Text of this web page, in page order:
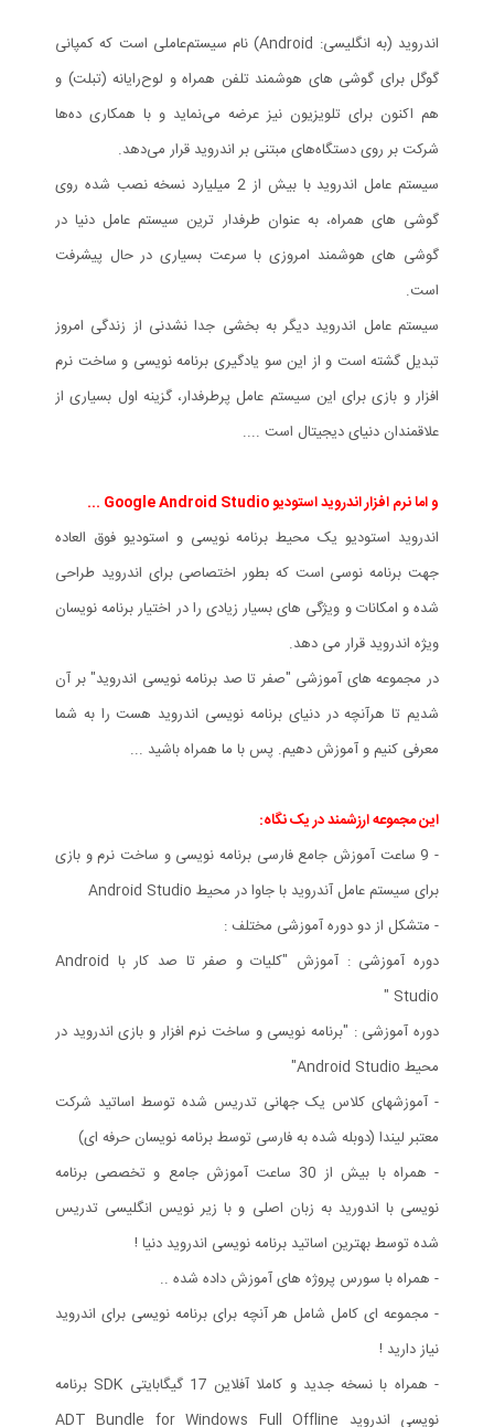
اندروید (به انگلیسی: Android) نام سیستم‌عاملی است که کمپانی
گوگل برای گوشی های هوشمند تلفن همراه و لوح‌رایانه (تبلت) و
هم اکنون برای تلویزیون نیز عرضه می‌نماید و با همکاری ده‌ها
شرکت بر روی دستگاه‌های مبتنی بر اندروید قرار می‌دهد.
سیستم عامل اندروید با بیش از 2 میلیارد نسخه نصب شده روی
گوشی های همراه، به عنوان طرفدار ترین سیستم عامل دنیا در
گوشی های هوشمند امروزی با سرعت بسیاری در حال پیشرفت
است.
سیستم عامل اندروید دیگر به بخشی جدا نشدنی از زندگی امروز
تبدیل گشته است و از این سو یادگیری برنامه نویسی و ساخت نرم
افزار و بازی برای این سیستم عامل پرطرفدار، گزینه اول بسیاری از
علاقمندان دنیای دیجیتال است ....
و اما نرم افزار اندروید استودیو Google Android Studio ...
اندروید استودیو یک محیط برنامه نویسی و استودیو فوق العاده
جهت برنامه نوسی است که بطور اختصاصی برای اندروید طراحی
شده و امکانات و ویژگی های بسیار زیادی را در اختیار برنامه نویسان
ویژه اندروید قرار می دهد.
در مجموعه های آموزشی "صفر تا صد برنامه نویسی اندروید" بر آن
شدیم تا هرآنچه در دنیای برنامه نویسی اندروید هست را به شما
معرفی کنیم و آموزش دهیم. پس با ما همراه باشید ...
این مجموعه ارزشمند در یک نگاه:
- 9 ساعت آموزش جامع فارسی برنامه نویسی و ساخت نرم و بازی
برای سیستم عامل آندروید با جاوا در محیط Android Studio
- متشکل از دو دوره آموزشی مختلف :
دوره آموزشی : آموزش "کلیات و صفر تا صد کار با Android
Studio "
دوره آموزشی : "برنامه نویسی و ساخت نرم افزار و بازی اندروید در
محیط Android Studio"
- آموزشهای کلاس یک جهانی تدریس شده توسط اساتید شرکت
معتبر لیندا (دوبله شده به فارسی توسط برنامه نویسان حرفه ای)
- همراه با بیش از 30 ساعت آموزش جامع و تخصصی برنامه
نویسی با اندورید به زبان اصلی و با زیر نویس انگلیسی تدریس
شده توسط بهترین اساتید برنامه نویسی اندروید دنیا !
- همراه با سورس پروژه های آموزش داده شده ..
- مجموعه ای کامل شامل هر آنچه برای برنامه نویسی برای اندروید
نیاز دارید !
- همراه با نسخه جدید و کاملا آفلاین 17 گیگابایتی SDK برنامه
نویسی اندروید ADT Bundle for Windows Full Offline